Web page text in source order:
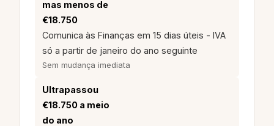
mas menos de
€18.750
Comunica às Finanças em 15 dias úteis - IVA
só a partir de janeiro do ano seguinte
Sem mudança imediata
Ultrapassou
€18.750 a meio
do ano